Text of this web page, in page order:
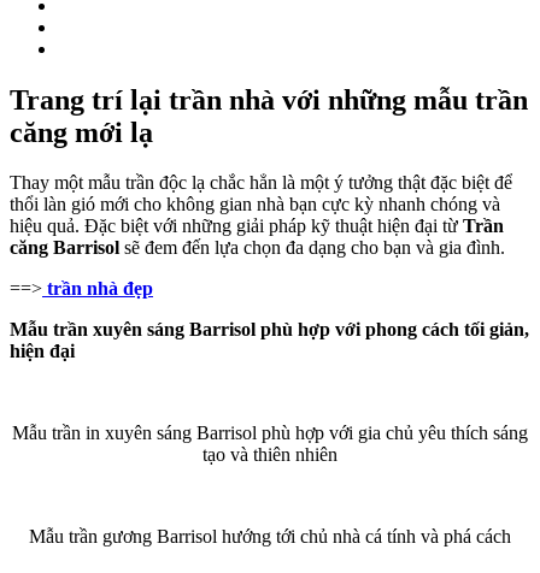
Trang trí lại trần nhà với những mẫu trần
căng mới lạ
Thay một mẫu trần độc lạ chắc hẳn là một ý tưởng thật đặc biệt để
thổi làn gió mới cho không gian nhà bạn cực kỳ nhanh chóng và
hiệu quả. Đặc biệt với những giải pháp kỹ thuật hiện đại từ Trần
căng Barrisol sẽ đem đến lựa chọn đa dạng cho bạn và gia đình.
==> trần nhà đẹp
Mẫu trần xuyên sáng Barrisol phù hợp với phong cách tối giản,
hiện đại
Mẫu trần in xuyên sáng Barrisol phù hợp với gia chủ yêu thích sáng
tạo và thiên nhiên
Mẫu trần gương Barrisol hướng tới chủ nhà cá tính và phá cách